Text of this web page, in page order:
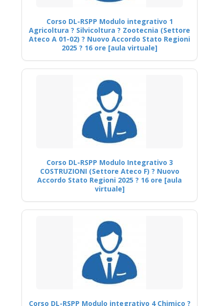
Corso DL-RSPP Modulo integrativo 1
Agricoltura ? Silvicoltura ? Zootecnia (Settore
Ateco A 01-02) ? Nuovo Accordo Stato Regioni
2025 ? 16 ore [aula virtuale]
Corso DL-RSPP Modulo Integrativo 3
COSTRUZIONI (Settore Ateco F) ? Nuovo
Accordo Stato Regioni 2025 ? 16 ore [aula
virtuale]
Corso DL-RSPP Modulo integrativo 4 Chimico ?